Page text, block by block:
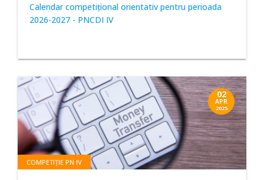
Calendar competițional orientativ pentru perioada
2026-2027 - PNCDI IV
02
APR
2025
COMPETIȚIE PN IV